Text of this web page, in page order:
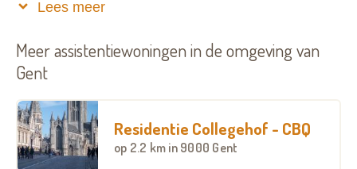
Alle flats hebben een mooie leefruimte, een volledig
uitgeruste keuken, een terras, en een aparte
slaapkamer en badkamer. De appartementen zijn
optimaal ingericht om uw mobiliteit te verzekeren.
Concreet? Brede deuren, drempelluwe overgangen
naar bijvoorbeeld de terrassen, inloopdouche met
zitje en noodoproepsysteem in de leefruimte,
Lees meer
Meer assistentiewoningen in de omgeving van
Gent
Residentie Collegehof - CBQ
op 2.2 km in 9000 Gent